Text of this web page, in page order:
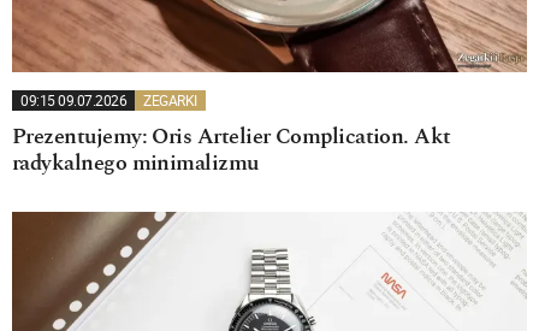
09:15 09.07.2026 ZEGARKI
Prezentujemy: Oris Artelier Complication. Akt
radykalnego minimalizmu